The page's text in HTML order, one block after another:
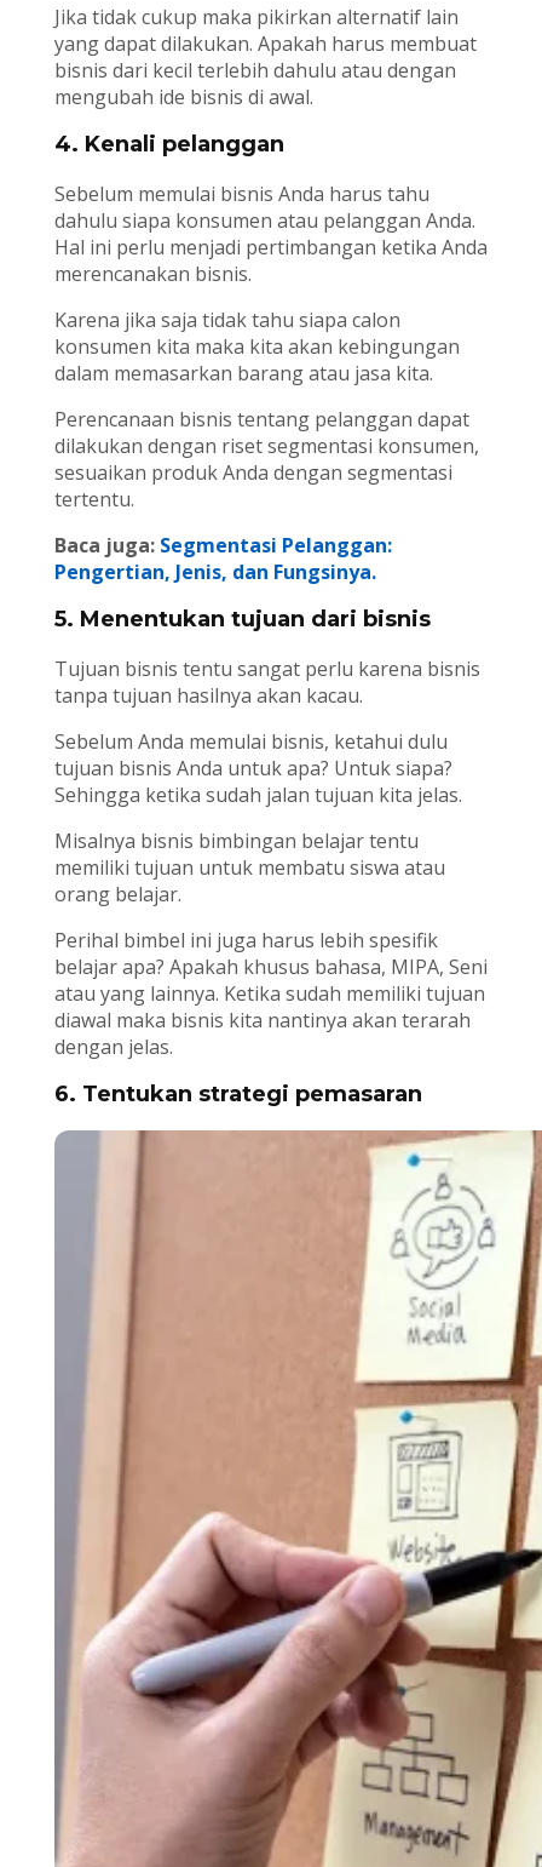
Jika tidak cukup maka pikirkan alternatif lain
yang dapat dilakukan. Apakah harus membuat
bisnis dari kecil terlebih dahulu atau dengan
mengubah ide bisnis di awal.
4. Kenali pelanggan
Sebelum memulai bisnis Anda harus tahu
dahulu siapa konsumen atau pelanggan Anda.
Hal ini perlu menjadi pertimbangan ketika Anda
merencanakan bisnis.
Karena jika saja tidak tahu siapa calon
konsumen kita maka kita akan kebingungan
dalam memasarkan barang atau jasa kita.
Perencanaan bisnis tentang pelanggan dapat
dilakukan dengan riset segmentasi konsumen,
sesuaikan produk Anda dengan segmentasi
tertentu.
Baca juga: Segmentasi Pelanggan:
Pengertian, Jenis, dan Fungsinya.
5. Menentukan tujuan dari bisnis
Tujuan bisnis tentu sangat perlu karena bisnis
tanpa tujuan hasilnya akan kacau.
Sebelum Anda memulai bisnis, ketahui dulu
tujuan bisnis Anda untuk apa? Untuk siapa?
Sehingga ketika sudah jalan tujuan kita jelas.
Misalnya bisnis bimbingan belajar tentu
memiliki tujuan untuk membatu siswa atau
orang belajar.
Perihal bimbel ini juga harus lebih spesifik
belajar apa? Apakah khusus bahasa, MIPA, Seni
atau yang lainnya. Ketika sudah memiliki tujuan
diawal maka bisnis kita nantinya akan terarah
dengan jelas.
6. Tentukan strategi pemasaran